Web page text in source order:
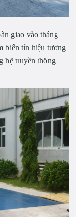
giao vào tháng
biến tín hiệu tương
hệ truyền thông